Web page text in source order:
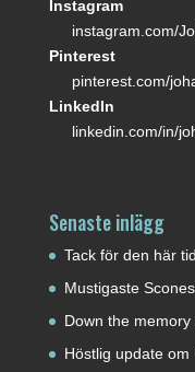
Instagram
instagram.com/
Pinterest
pinterest.com/
LinkedIn
linkedin.com/in/
Senaste inlägg
Tack för den här
Mustigaste Scones
Down the
Höstlig update om